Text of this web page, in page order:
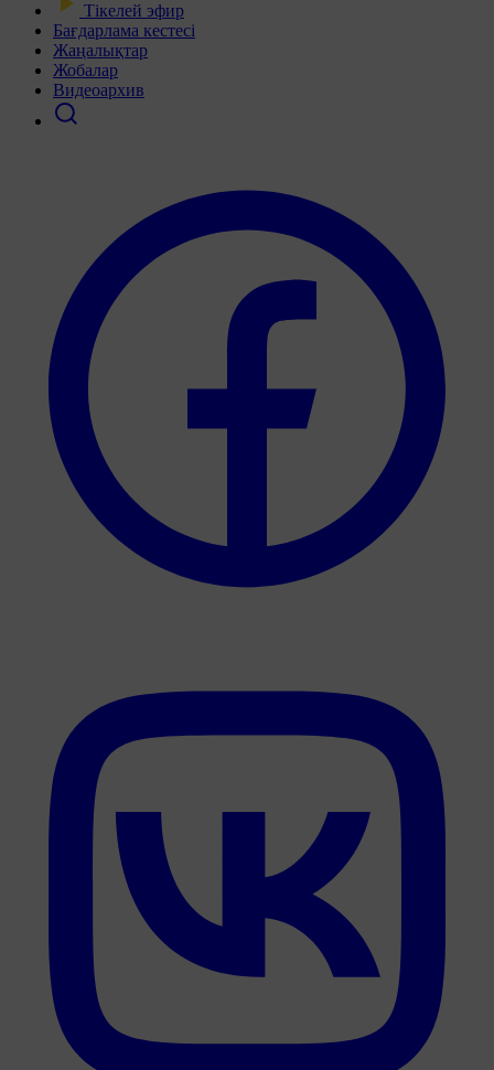
Тікелей эфир
Бағдарлама кестесі
Жаңалықтар
Жобалар
Видеоархив